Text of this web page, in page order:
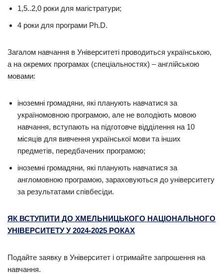
1,5..2,0 роки для магістратури;
4 роки для програми Ph.D.
Загалом навчання в Університеті проводиться українською,
а на окремих програмах (спеціальностях) – англійською
мовами:
іноземні громадяни, які планують навчатися за
україномовною програмою, але не володіють мовою
навчання, вступають на підготовче відділення на 10
місяців для вивчення української мови та інших
предметів, передбачених програмою;
іноземні громадяни, які планують навчатися за
англомовною програмою, зараховуються до університету
за результатами співбесіди.
ЯК ВСТУПИТИ ДО ХМЕЛЬНИЦЬКОГО НАЦІОНАЛЬНОГО
УНІВЕРСИТЕТУ У 2024-2025 РОКАХ
Подайте заявку в Університет і отримайте запрошення на
навчання.